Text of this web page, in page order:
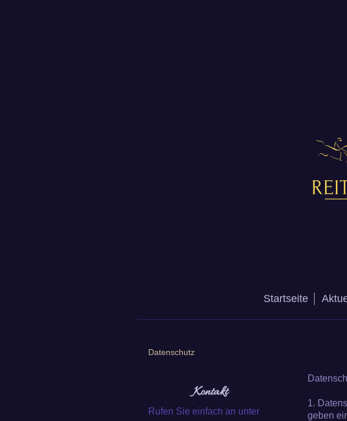
Startseite
1.
geben
Datenschutz
Kontakt
Rufen Sie einfach an unter